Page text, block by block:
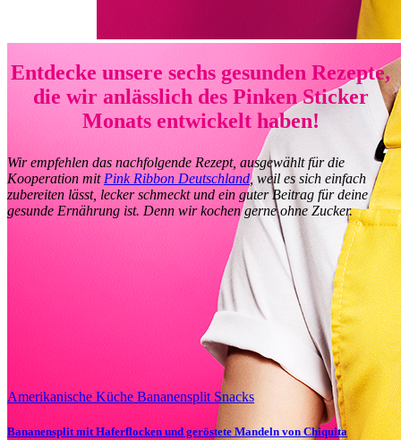
Entdecke unsere sechs gesunden Rezepte,
die wir anlässlich des Pinken Sticker
Monats entwickelt haben!
Wir empfehlen das nachfolgende Rezept, ausgewählt für die
Kooperation mit Pink Ribbon Deutschland, weil es sich einfach
zubereiten lässt, lecker schmeckt und ein guter Beitrag für deine
gesunde Ernährung ist. Denn wir kochen gerne ohne Zucker.
Amerikanische Küche Bananensplit Snacks
Bananensplit mit Haferflocken und geröstete Mandeln von Chiquita